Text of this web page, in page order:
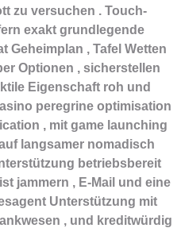
zu versuchen . Touch-
exakt grundlegende
Geheimplan , Tafel Wetten
Optionen , sicherstellen
Eigenschaft roh und
peregrine optimisation
, mit game launching
langsamer nomadisch
betriebsbereit
jammern , E-Mail und eine
Unterstützung mit
, und kreditwürdig